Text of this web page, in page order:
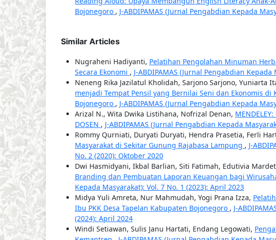
Bojonegoro , J-ABDIPAMAS (Jurnal Pengabdian Kepada
Similar Articles
Nugraheni Hadiyanti, Pelatihan Pengolahan Minuman
Secara Ekonomi , J-ABDIPAMAS (Jurnal Pengabdian
Neneng Rika Jazilatul Kholidah, Sarjono Sarjono, Yuniarta
menjadi Tempat Pensil yang Bernilai Seni dan Ekonomis di
Bojonegoro , J-ABDIPAMAS (Jurnal Pengabdian Kepada
Arizal N., Wita Dwika Listihana, Nofrizal Denan,
DOSEN , J-ABDIPAMAS (Jurnal Pengabdian Kepada
Rommy Qurniati, Duryati Duryati, Hendra Prasetia, Ferli
Masyarakat di Sekitar Gunung Rajabasa Lampung , J-
No. 2 (2020): Oktober 2020
Dwi Hasmidyani, Ikbal Barlian, Siti Fatimah, Edutivia
Branding dan Pembuatan Laporan Keuangan bagi
Kepada Masyarakat): Vol. 7 No. 1 (2023): April 2023
Midya Yuli Amreta, Nur Mahmudah, Yogi Prana Izza,
Ibu PKK Desa Tapelan Kabupaten Bojonegoro , J-
(2024): April 2024
Windi Setiawan, Sulis Janu Hartati, Endang Legowati,